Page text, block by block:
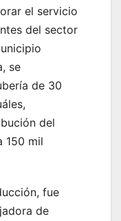
el servicio
del sector
se
de 30
del
150 mil
fue
de